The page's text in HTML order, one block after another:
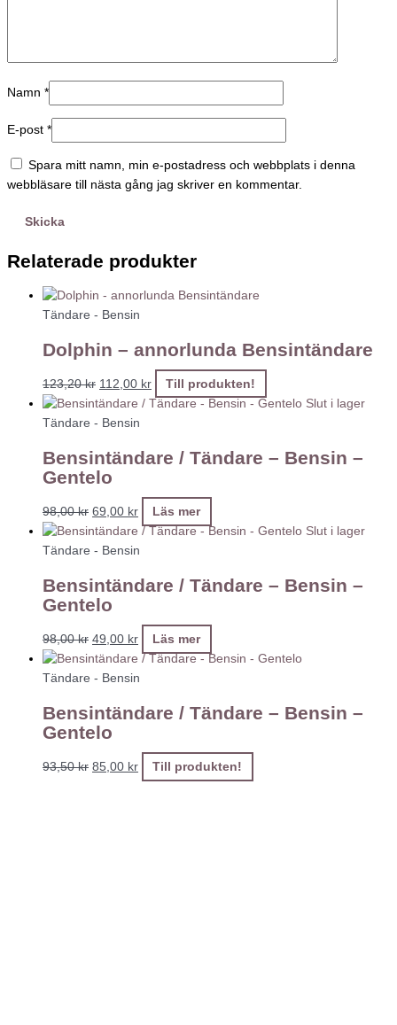
Namn *
E-post *
Spara mitt namn, min e-postadress och webbplats i denna
webbläsare till nästa gång jag skriver en kommentar.
Relaterade produkter
Tändare - Bensin
Dolphin – annorlunda Bensintändare
123,20kr 112,00 kr Till produkten!
Slut i lager
Tändare - Bensin
Bensintändare / Tändare – Bensin –
Gentelo
98,00kr 69,00 kr Läs mer
Slut i lager
Tändare - Bensin
Bensintändare / Tändare – Bensin –
Gentelo
98,00kr 49,00 kr Läs mer
Tändare - Bensin
Bensintändare / Tändare – Bensin –
Gentelo
93,50kr 85,00 kr Till produkten!